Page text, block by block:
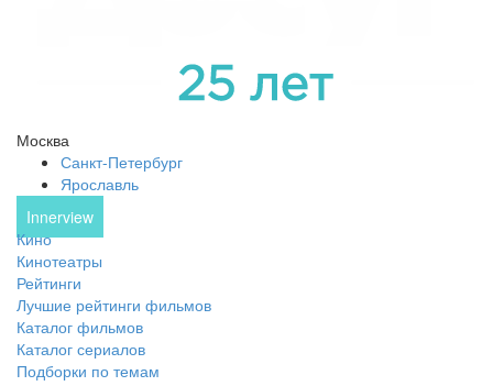
Москва
Санкт-Петербург
Ярославль
Innerview
Кино
Кинотеатры
Рейтинги
Лучшие рейтинги фильмов
Каталог фильмов
Каталог сериалов
Подборки по темам